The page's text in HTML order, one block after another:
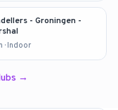
Groningen -
· Indoor
→